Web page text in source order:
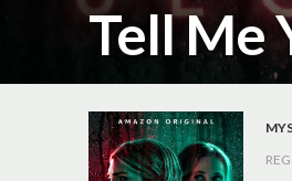
Tell Me